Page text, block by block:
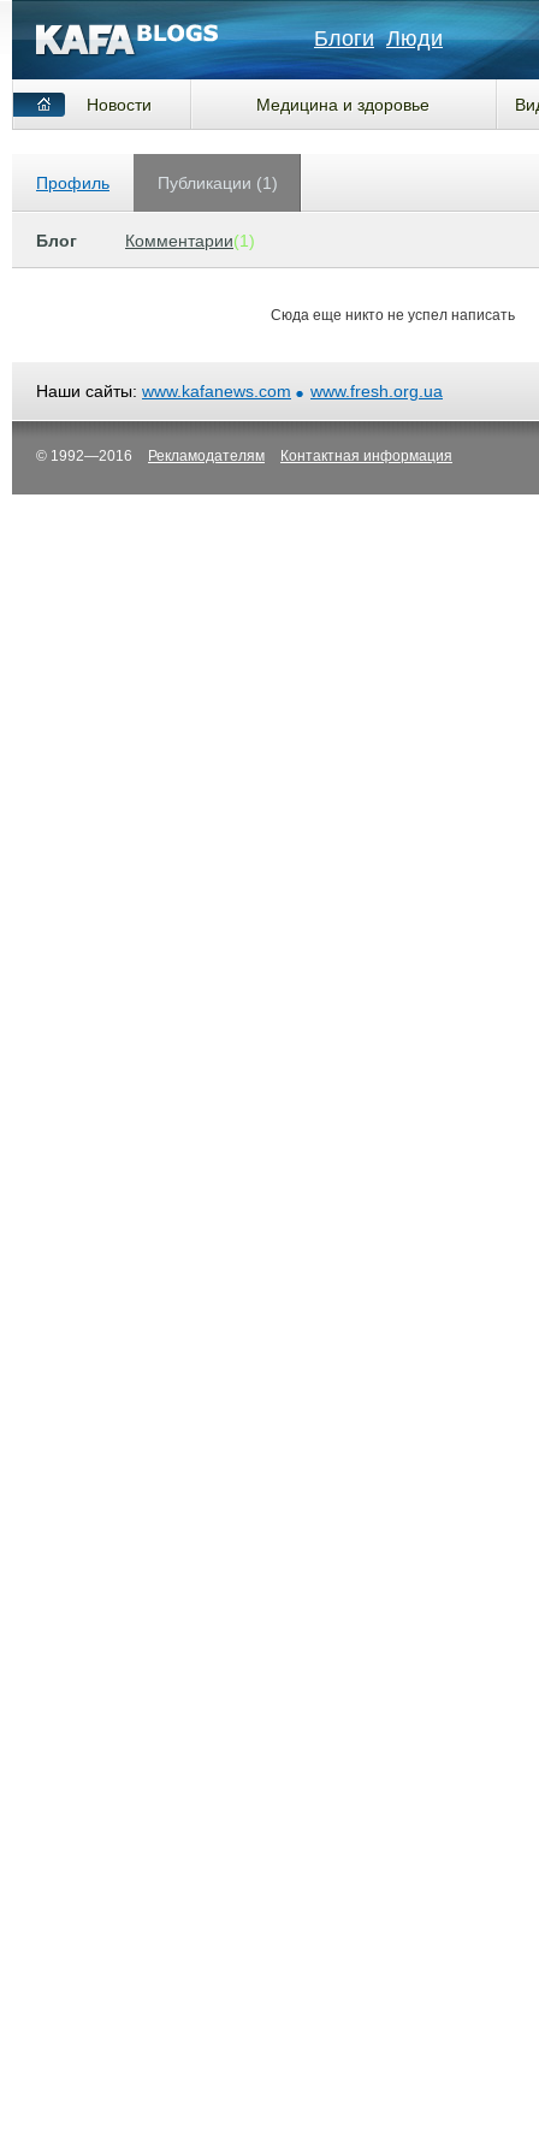
Блоги Люди
Новости Медицина и здоровье
Профиль Публикации (1)
Блог Комментарии(1)
Сюда еще никто не успел написать
Наши сайты: www.kafanews.com www.fresh.org.ua
© 1992—2016 Рекламодателям Контактная информация